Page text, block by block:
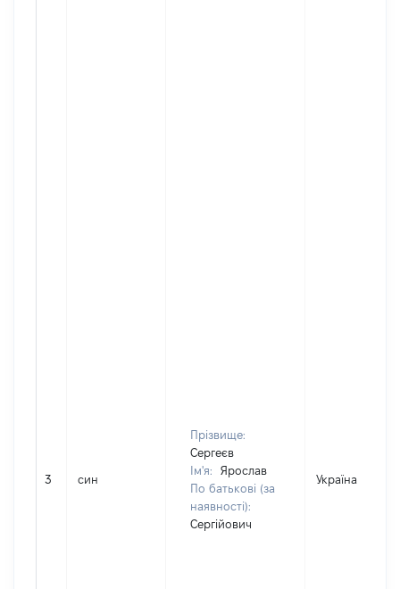
3 син
Прізвище:
Сергеєв
Ім'я:
Ярослав
По батькові (за
наявності):
Сергійович
Україна